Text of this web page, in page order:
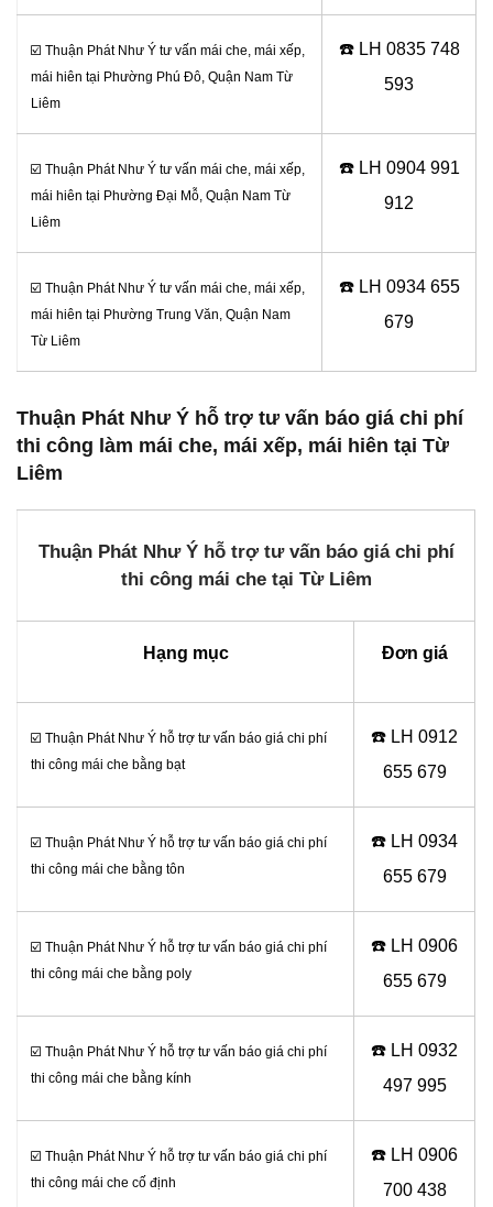
☑️ Thuận Phát Như Ý tư vấn mái che, mái xếp,
mái hiên tại Phường Phú Đô, Quận Nam Từ
Liêm
☎️ LH 0835 748
593
☑️ Thuận Phát Như Ý tư vấn mái che, mái xếp,
mái hiên tại Phường Đại Mỗ, Quận Nam Từ
Liêm
☎️ LH 0904 991
912
☑️ Thuận Phát Như Ý tư vấn mái che, mái xếp,
mái hiên tại Phường Trung Văn, Quận Nam
Từ Liêm
☎️ LH 0934 655
679
Thuận Phát Như Ý hỗ trợ tư vấn báo giá chi phí
thi công làm mái che, mái xếp, mái hiên tại Từ
Liêm
Thuận Phát Như Ý hỗ trợ tư vấn báo giá chi phí
thi công mái che tại Từ Liêm
Hạng mục Đơn giá
☑️ Thuận Phát Như Ý hỗ trợ tư vấn báo giá chi phí
thi công mái che bằng bạt
☎️ LH 0912
655 679
☑️ Thuận Phát Như Ý hỗ trợ tư vấn báo giá chi phí
thi công mái che bằng tôn
☎️ LH 0934
655 679
☑️ Thuận Phát Như Ý hỗ trợ tư vấn báo giá chi phí
thi công mái che bằng poly
☎️ LH 0906
655 679
☑️ Thuận Phát Như Ý hỗ trợ tư vấn báo giá chi phí
thi công mái che bằng kính
☎️ LH 0932
497 995
☑️ Thuận Phát Như Ý hỗ trợ tư vấn báo giá chi phí
thi công mái che cố định
☎️ LH 0906
700 438